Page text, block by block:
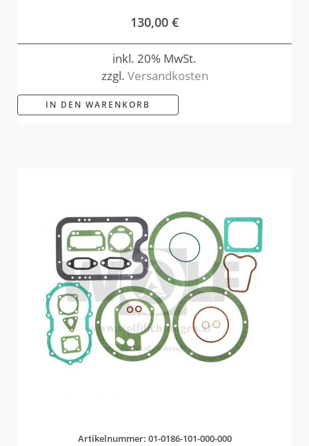
130,00 €
inkl. 20% MwSt.
zzgl. Versandkosten
IN DEN WARENKORB
Artikelnummer: 01-0186-101-000-000